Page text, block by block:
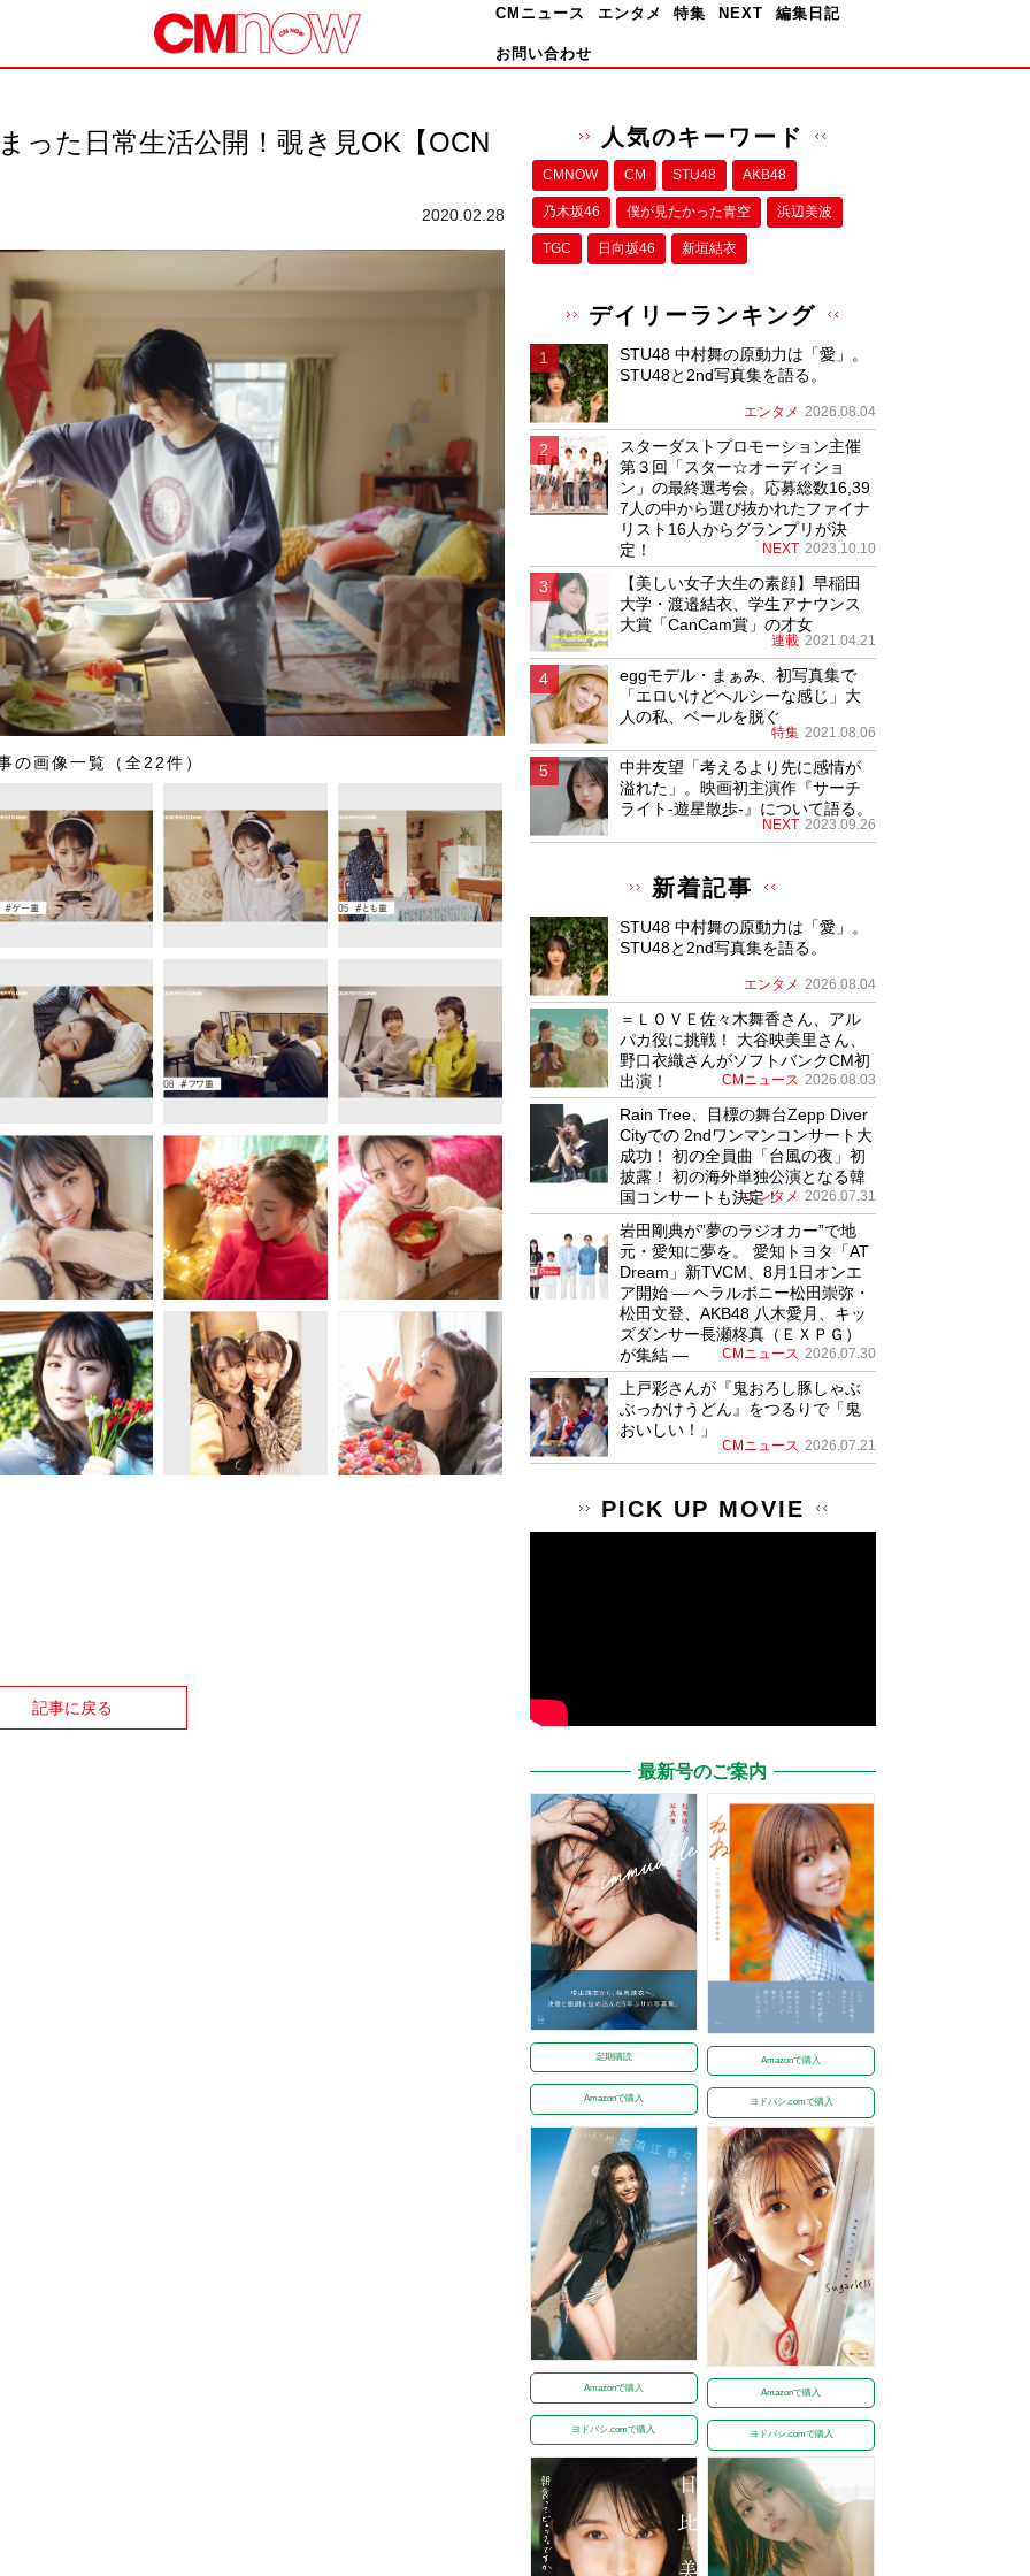
CMニュース エンタメ 特集 NEXT 編集日記
お問い合わせ
った日常生活公開！覗き見OK【OCN
2020.02.28
の画像一覧（全22件）
記事に戻る
人気のキーワード
CMNOW CM STU48 AKB48
乃木坂46 僕が⾒たかった⻘空 浜辺美波
TGC 日向坂46 新垣結衣
デイリーランキング
STU48 中村舞の原動力は「愛」。
STU48と2nd写真集を語る。
エンタメ 2026.08.04
スターダストプロモーション主催
第３回「スター☆オーディショ
ン」の最終選考会。応募総数16,39
7人の中から選び抜かれたファイナ
リスト16人からグランプリが決
定！
NEXT 2023.10.10
【美しい女子大生の素顔】早稲田
大学・渡邉結衣、学生アナウンス
大賞「CanCam賞」の才女
連載 2021.04.21
eggモデル・まぁみ、初写真集で
「エロいけどヘルシーな感じ」大
人の私、ベールを脱ぐ
特集 2021.08.06
中井友望「考えるより先に感情が
溢れた」。映画初主演作『サーチ
ライト-遊星散歩-』について語る。
NEXT 2023.09.26
新着記事
STU48 中村舞の原動力は「愛」。
STU48と2nd写真集を語る。
エンタメ 2026.08.04
＝ＬＯＶＥ佐々木舞香さん、アル
パカ役に挑戦！ 大谷映美里さん、
野口衣織さんがソフトバンクCM初
出演！
CMニュース 2026.08.03
Rain Tree、目標の舞台Zepp Diver
Cityでの 2ndワンマンコンサート大
成功！ 初の全員曲「台風の夜」初
披露！ 初の海外単独公演となる韓
国コンサートも決定！
エンタメ 2026.07.31
岩田剛典が”夢のラジオカー”で地
元・愛知に夢を。 愛知トヨタ「AT
Dream」新TVCM、8月1日オンエ
ア開始 ― ヘラルボニー松田崇弥・
松田文登、AKB48 八木愛月、キッ
ズダンサー長瀬柊真（ＥＸＰＧ）
が集結 ―
CMニュース 2026.07.30
上戸彩さんが『鬼おろし豚しゃぶ
ぶっかけうどん』をつるりで「鬼
おいしい！」
CMニュース 2026.07.21
PICK UP MOVIE
最新号のご案内
定期購読
Amazonで購入
Amazonで購入
ヨドバシ.comで購入
Amazonで購入
ヨドバシ.comで購入
Amazonで購入
ヨドバシ.comで購入